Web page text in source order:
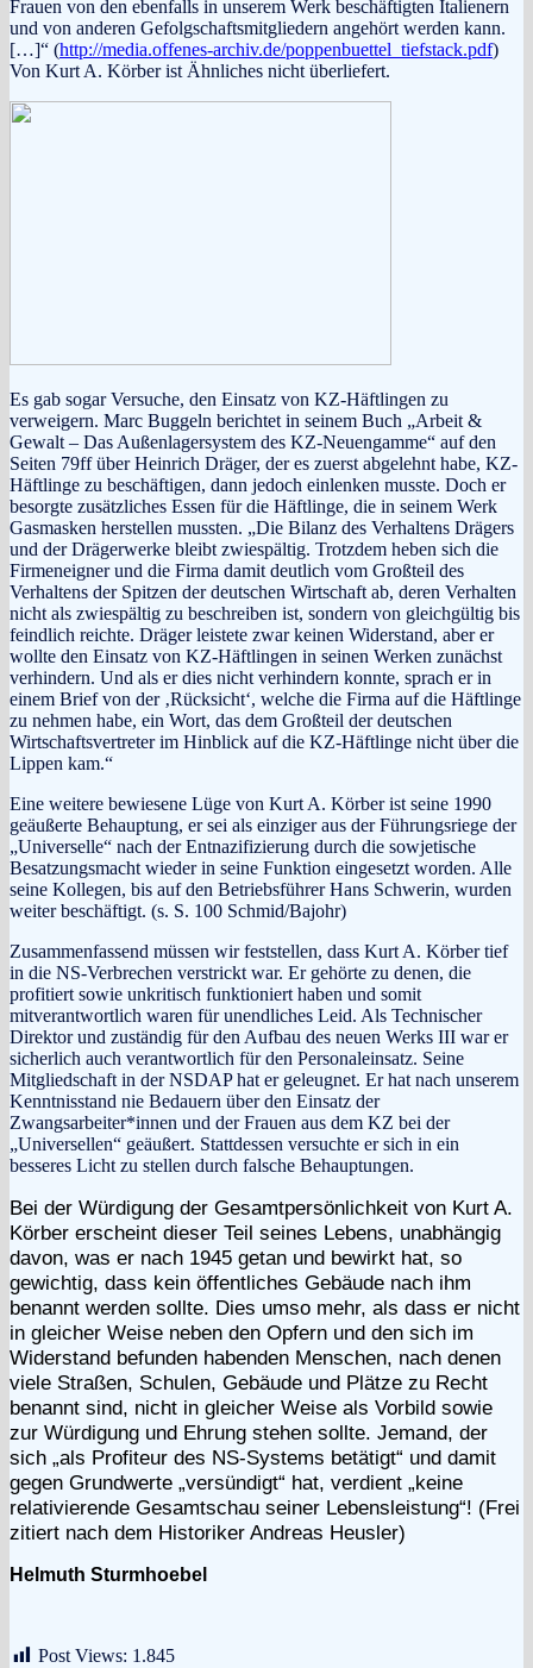
Frauen von den ebenfalls in unserem Werk beschäftigten Italienern
und von anderen Gefolgschaftsmitgliedern angehört werden kann.
[…]“ (http://media.offenes-archiv.de/poppenbuettel_tiefstack.pdf)
Von Kurt A. Körber ist Ähnliches nicht überliefert.
Es gab sogar Versuche, den Einsatz von KZ-Häftlingen zu
verweigern. Marc Buggeln berichtet in seinem Buch „Arbeit &
Gewalt – Das Außenlagersystem des KZ-Neuengamme“ auf den
Seiten 79ff über Heinrich Dräger, der es zuerst abgelehnt habe, KZ-
Häftlinge zu beschäftigen, dann jedoch einlenken musste. Doch er
besorgte zusätzliches Essen für die Häftlinge, die in seinem Werk
Gasmasken herstellen mussten. „Die Bilanz des Verhaltens Drägers
und der Drägerwerke bleibt zwiespältig. Trotzdem heben sich die
Firmeneigner und die Firma damit deutlich vom Großteil des
Verhaltens der Spitzen der deutschen Wirtschaft ab, deren Verhalten
nicht als zwiespältig zu beschreiben ist, sondern von gleichgültig bis
feindlich reichte. Dräger leistete zwar keinen Widerstand, aber er
wollte den Einsatz von KZ-Häftlingen in seinen Werken zunächst
verhindern. Und als er dies nicht verhindern konnte, sprach er in
einem Brief von der ‚Rücksicht‘, welche die Firma auf die Häftlinge
zu nehmen habe, ein Wort, das dem Großteil der deutschen
Wirtschaftsvertreter im Hinblick auf die KZ-Häftlinge nicht über die
Lippen kam.“
Eine weitere bewiesene Lüge von Kurt A. Körber ist seine 1990
geäußerte Behauptung, er sei als einziger aus der Führungsriege der
„Universelle“ nach der Entnazifizierung durch die sowjetische
Besatzungsmacht wieder in seine Funktion eingesetzt worden. Alle
seine Kollegen, bis auf den Betriebsführer Hans Schwerin, wurden
weiter beschäftigt. (s. S. 100 Schmid/Bajohr)
Zusammenfassend müssen wir feststellen, dass Kurt A. Körber tief
in die NS-Verbrechen verstrickt war. Er gehörte zu denen, die
profitiert sowie unkritisch funktioniert haben und somit
mitverantwortlich waren für unendliches Leid. Als Technischer
Direktor und zuständig für den Aufbau des neuen Werks III war er
sicherlich auch verantwortlich für den Personaleinsatz. Seine
Mitgliedschaft in der NSDAP hat er geleugnet. Er hat nach unserem
Kenntnisstand nie Bedauern über den Einsatz der
Zwangsarbeiter*innen und der Frauen aus dem KZ bei der
„Universellen“ geäußert. Stattdessen versuchte er sich in ein
besseres Licht zu stellen durch falsche Behauptungen.
Bei der Würdigung der Gesamtpersönlichkeit von Kurt A.
Körber erscheint dieser Teil seines Lebens, unabhängig
davon, was er nach 1945 getan und bewirkt hat, so
gewichtig, dass kein öffentliches Gebäude nach ihm
benannt werden sollte. Dies umso mehr, als dass er nicht
in gleicher Weise neben den Opfern und den sich im
Widerstand befunden habenden Menschen, nach denen
viele Straßen, Schulen, Gebäude und Plätze zu Recht
benannt sind, nicht in gleicher Weise als Vorbild sowie
zur Würdigung und Ehrung stehen sollte. Jemand, der
sich „als Profiteur des NS-Systems betätigt“ und damit
gegen Grundwerte „versündigt“ hat, verdient „keine
relativierende Gesamtschau seiner Lebensleistung“! (Frei
zitiert nach dem Historiker Andreas Heusler)
Helmuth Sturmhoebel
Post Views: 1.845